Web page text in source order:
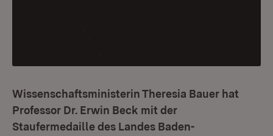
Wissenschaftsministerin Theresia Bauer hat
Professor Dr. Erwin Beck mit der
Staufermedaille des Landes Baden-